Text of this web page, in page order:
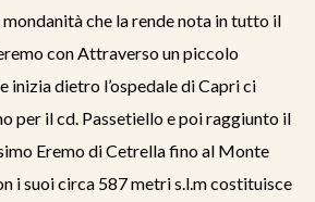
che la rende nota in tutto il
con Attraverso un piccolo
inizia dietro l’ospedale di Capri ci
per il cd. Passetiello e poi raggiunto il
Eremo di Cetrella fino al Monte
i suoi circa 587 metri s.l.m costituisce